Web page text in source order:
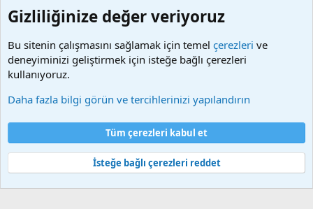
kaldırılacaktır. Sitemizde Bulunan Videolar YouTube,
alınmaktadır. Telif hakları sorumluluğu bu sitelere aittir.
Videoların hiç biri sunucularımızda bulunmamaktadır.
Şartlar ve kurallar Gizlilik politikası
Ana sayfa
Community platform by XenForo® © 2010-2025 XenForo Ltd.
Bu forum XenGenTr © 2014 - 2026 ürünleri ile desteklenmektedir
Gizliliğinize değer veriyoruz
Bu sitenin çalışmasını sağlamak için temel çerezleri ve
deneyiminizi geliştirmek için isteğe bağlı çerezleri
kullanıyoruz.
Daha fazla bilgi görün ve tercihlerinizi yapılandırın
Tüm çerezleri kabul et
İsteğe bağlı çerezleri reddet